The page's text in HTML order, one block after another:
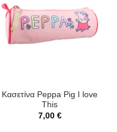
Κασετίνα Peppa Pig I love
This
7,00 €